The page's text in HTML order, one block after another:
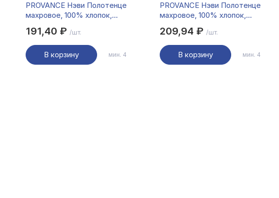
PROVANCE Нэви Полотенце
махровое, 100% хлопок,
191,40 ₽/шт.
В корзину мин. 4
PROVANCE Нэви Полотенце
махровое, 100% хлопок,
209,94 ₽ /шт.
В корзину мин. 4